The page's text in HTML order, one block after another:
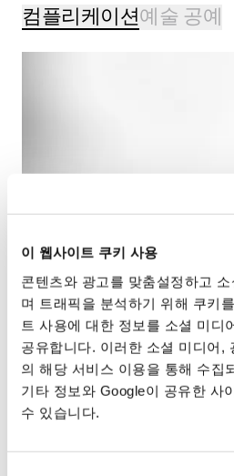
이 웹사이트 쿠키 사용
콘텐츠와 광고를 맞춤설정하고
며 트래픽을 분석하기 위해 쿠키
트 사용에 대한 정보를 소셜 미디
공유합니다. 이러한 소셜 미디어,
의 해당 서비스 이용을 통해 수집
기타 정보와 Google이 공유한 사
수 있습니다.
컴플리케이션예술 공예